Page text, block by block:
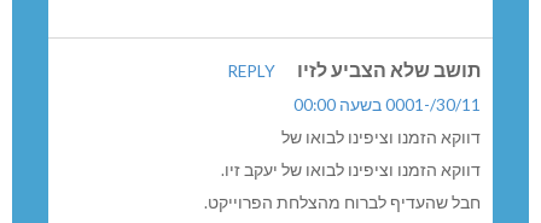
תושב שלא הצביע לזיו
REPLY
30/11/-0001 בשעה 00:00
דווקא הזמנו וציפינו לבואו של
דווקא הזמנו וציפינו לבואו של יעקב זיו.
חבל שהעדיף לברוח מהצלחת הפרוייקט.